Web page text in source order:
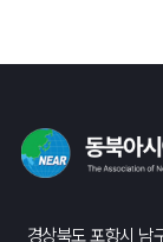
경상북도 포항시